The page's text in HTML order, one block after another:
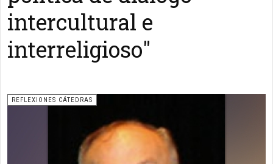
intercultural e
interreligioso"
REFLEXIONES CÁTEDRAS